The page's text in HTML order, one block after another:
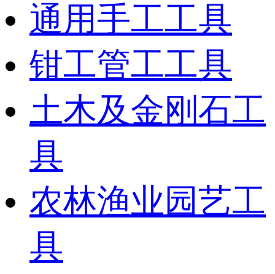
通用手工工具
钳工管工工具
土木及金刚石工
具
农林渔业园艺工
具